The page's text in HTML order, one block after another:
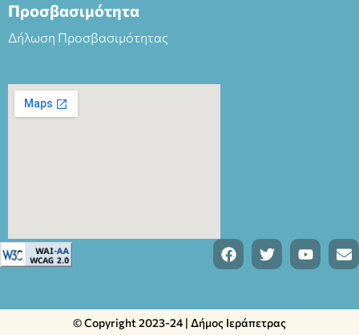
Προσβασιμότητα
Δήλωση Προσβασιμότητας
© Copyright 2023-24 | Δήμος Ιεράπετρας